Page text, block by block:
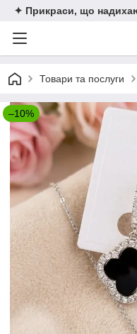
✦ Прикраси, що
Товари та послуги
–10%